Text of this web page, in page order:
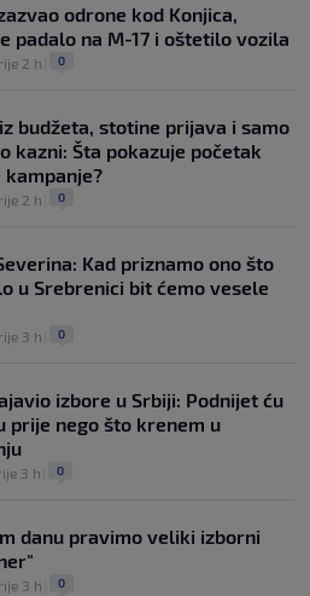
odrone kod Konjica,
padalo na M-17 i oštetilo vozila
2 h 0
budžeta, stotine prijava i samo
kazni: Šta pokazuje početak
kampanje?
2 h 0
Kad priznamo ono što
u Srebrenici bit ćemo vesele
3 h 0
izbore u Srbiji: Podnijet ću
prije nego što krenem u
3 h 0
danu pravimo veliki izborni
3 h 0